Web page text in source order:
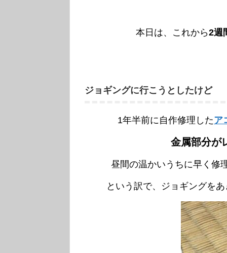
本日は、これから2週
ジョギングに行こうとしたけど
1年半前に自作修理したア
金属部分が
昼間の温かいうちに早く修
という訳で、ジョギングを